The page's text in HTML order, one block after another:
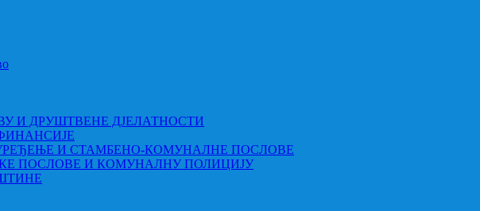
И ДРУШТВЕНЕ ДЈЕЛАТНОСТИ
И СТАМБЕНО-КОМУНАЛНЕ ПОСЛОВЕ
ПОСЛОВЕ И КОМУНАЛНУ ПОЛИЦИЈУ